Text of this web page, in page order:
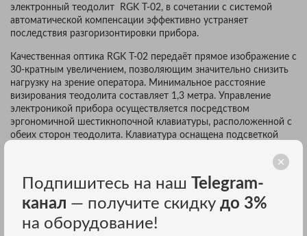
электронный теодолит RGK T-02, в сочетании с системой
автоматической компенсации эффективно устраняет
последствия разгоризонтировки прибора.
Качественная оптика RGK T-02 передаёт прямое изображение с
30-кратным увеличением, позволяющим значительно снизить
нагрузку на зрение оператора. Минимальное расстояние
визирования теодолита составляет 1,3 метра. Управление
электроникой прибора осуществляется посредством
эргономичной шестикнопочной клавиатуры, расположенной с
обеих сторон теодолита. Клавиатура оснащена подсветкой
Электронный теодолит RGK T-02 интуитивно прост и удобен в
управлении, не требует специальной подготовки для работы с
ним. Как корпус, так и электронные компоненты прибора
выполнены из качественных материалов с соблюдением
Подпишитесь на наш Telegram-
канал — получите скидку до 3%
на оборудование!